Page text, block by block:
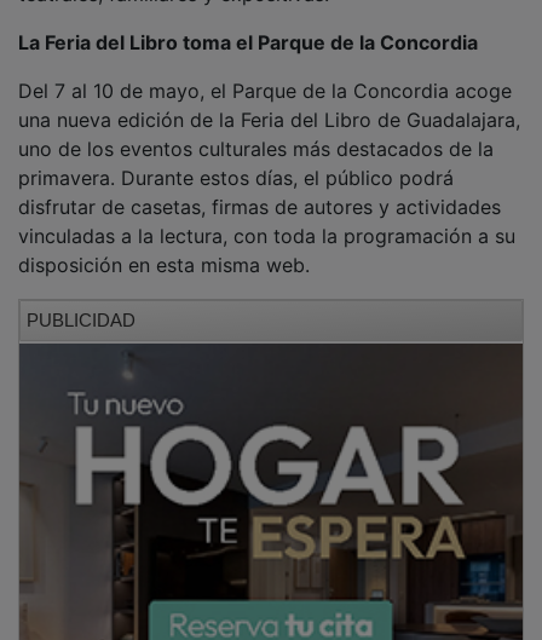
una nueva edición de la Feria del Libro de Guadalajara,
uno de los eventos culturales más destacados de la
primavera. Durante estos días, el público podrá
disfrutar de casetas, firmas de autores y actividades
vinculadas a la lectura, con toda la programación a su
disposición en esta misma web.
La Biblioteca Municipal José Antonio Suárez de Puga
participa en esta cita con su propia caseta, reforzando
su papel en la promoción de la lectura y el acceso a la
cultura en la ciudad.
La gran cita musical del fin de semana
El viernes 8 de mayo, a las 20:30 horas, el Teatro
Buero Vallejo acoge el concierto de
Café Quijanocon
su gira “Miami 1990”, una propuesta que recorre los
inicios y la trayectoria del grupo a través de un